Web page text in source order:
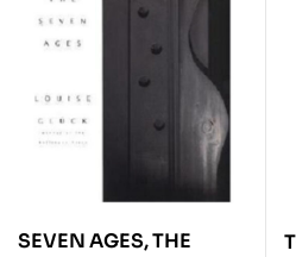
SEVEN AGES, THE